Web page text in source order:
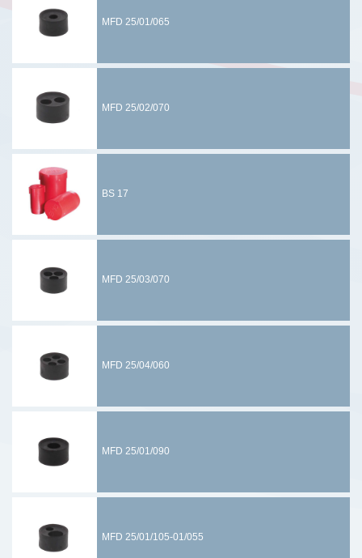
MFD 25/01/065
MFD 25/02/070
BS 17
MFD 25/03/070
MFD 25/04/060
MFD 25/01/090
MFD 25/01/105-01/055